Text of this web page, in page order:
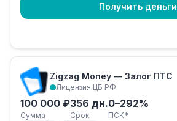
Получить деньги
Zigzag Money — Залог ПТС
Лицензия ЦБ РФ
100 000 ₽
Сумма
356 дн.
Срок
0–292%
ПСК*